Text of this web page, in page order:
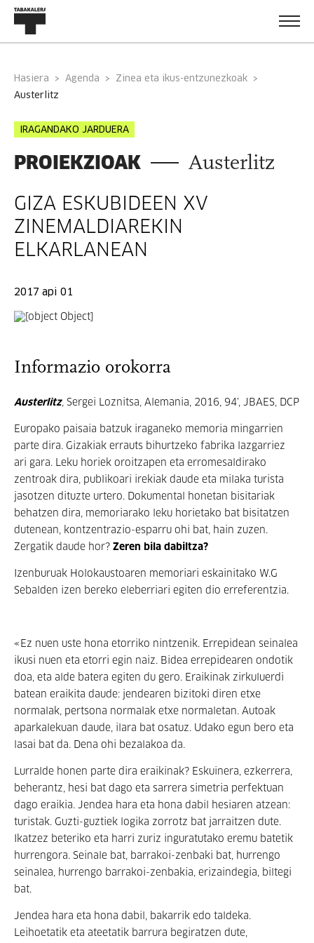
Hasiera Agenda
Zinea eta ikus-entzunezkoak
austerlitz
IRAGANDAKO JARDUERA
PROIEKZIOAK Austerlitz
GIZA ESKUBIDEEN XV
ZINEMALDIAREKIN
ELKARLANEAN
2017 api 01
Informazio orokorra
Austerlitz, Sergei Loznitsa, Alemania, 2016, 94’, JBAES, DCP
Europako paisaia batzuk iraganeko memoria mingarrien
parte dira. Gizakiak errauts bihurtzeko fabrika lazgarriez
ari gara. Leku horiek oroitzapen eta erromesaldirako
zentroak dira, publikoari irekiak daude eta milaka turista
jasotzen dituzte urtero. Dokumental honetan bisitariak
behatzen dira, memoriarako leku horietako bat bisitatzen
dutenean, kontzentrazio-esparru ohi bat, hain zuzen.
Zergatik daude hor? Zeren bila dabiltza?
Izenburuak Holokaustoaren memoriari eskainitako W.G
Sebalden izen bereko eleberriari egiten dio erreferentzia.
«Ez nuen uste hona etorriko nintzenik. Errepidean seinalea
ikusi nuen eta etorri egin naiz. Bidea errepidearen ondotik
doa, eta alde batera egiten du gero. Eraikinak zirkuluerdi
batean eraikita daude: jendearen bizitoki diren etxe
normalak, pertsona normalak etxe normaletan. Autoak
aparkalekuan daude, ilara bat osatuz. Udako egun bero eta
lasai bat da. Dena ohi bezalakoa da.
Lurralde honen parte dira eraikinak? Eskuinera, ezkerrera,
beherantz, hesi bat dago eta sarrera simetria perfektuan
dago eraikia. Jendea hara eta hona dabil hesiaren atzean:
turistak. Guzti-guztiek logika zorrotz bat jarraitzen dute.
Ikatzez beteriko eta harri zuriz inguratutako eremu batetik
hurrengora. Seinale bat, barrakoi-zenbaki bat, hurrengo
seinalea, hurrengo barrakoi-zenbakia, erizaindegia, biltegi
bat.
Jendea hara eta hona dabil, bakarrik edo taldeka.
Leihoetatik eta ateetatik barrura begiratzen dute,